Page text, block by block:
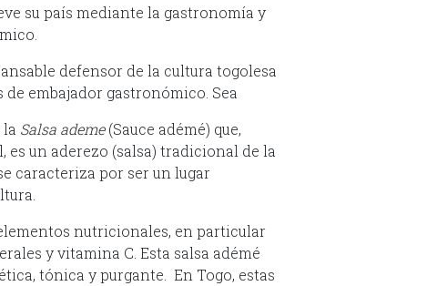
su país mediante la gastronomía y
defensor de la cultura togolesa
embajador gastronómico. Sea
Salsa ademe(Sauce adémé) que,
un aderezo (salsa) tradicional de la
caracteriza por ser un lugar
nutricionales, en particular
y vitamina C. Esta salsa adémé
tónica y purgante. En Togo, estas